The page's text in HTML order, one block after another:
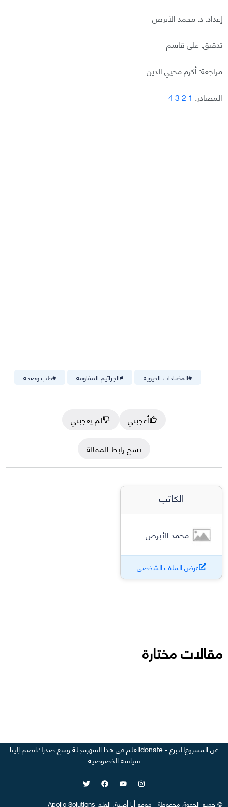
إعداد: د. محمد الأبرص
تدقيق: علي قاسم
مراجعة: أكرم محيي الدين
المصادر: 1
2
3
4
#طب وصحة #الجراثيم المقاومة #المضادات الحيوية
أعجبني
لم يعجبني
نسخ رابط المقالة
الكاتب
محمد الأبرص
عرض الملف الشخصي
مقالات مختارة
عن المشروعللتبرع - donate العلم في هذا الشهرمجلة وسع صدركانضم إلينا
سياسة الخصوصية
©جميع الحقوق محفوظة-موقع أنا أصدق العلم-
Apollo Solutions